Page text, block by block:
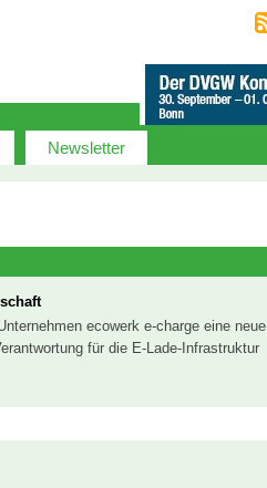
Newsletter
ecowerk e-charge eine neue
für die E-Lade-Infrastruktur